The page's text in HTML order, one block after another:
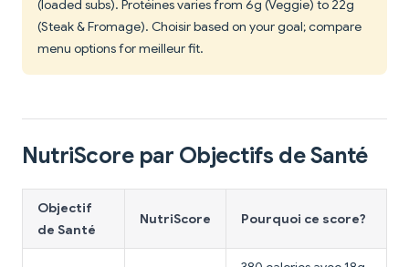
(loaded subs). Protéines varies from 6g (Veggie) to 22g
(Steak & Fromage). Choisir based on your goal; compare
menu options for meilleur fit.
NutriScore par Objectifs de Santé
Objectif
de Santé
NutriScore Pourquoi ce score?